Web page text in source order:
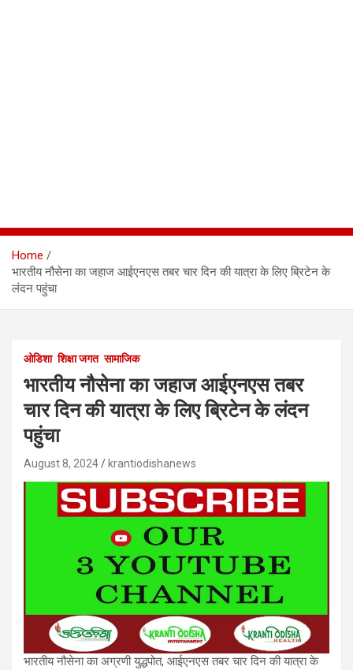
Home
भारतीय नौसेना का जहाज आईएनएस तबर चार दिन की यात्रा के लिए ब्रिटेन के
लंदन पहुंचा
ओडिशा शिक्षा जगत सामाजिक
भारतीय नौसेना का जहाज आईएनएस तबर
चार दिन की यात्रा के लिए ब्रिटेन के लंदन
पहुंचा
August 8, 2024 krantiodishanews
भारतीय नौसेना का अग्रणी युद्धपोत, आईएनएस तबर चार दिन की यात्रा के